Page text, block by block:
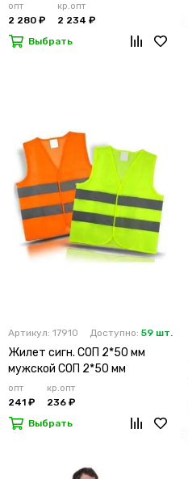
опт
2 280 ₽
кр.опт
2 234 ₽
Выбрать
Артикул: 17910 Доступно: 59 шт.
Жилет сигн. СОП 2*50 мм
мужской СОП 2*50 мм
опт
241 ₽
кр.опт
236 ₽
Выбрать